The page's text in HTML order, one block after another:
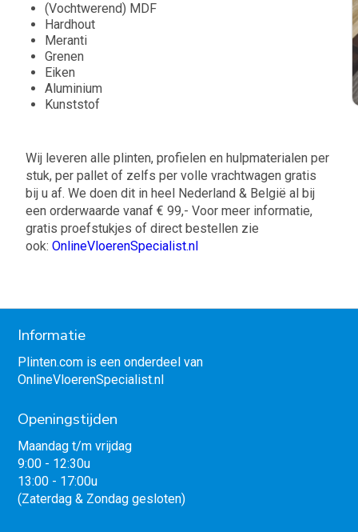
(Vochtwerend) MDF
Hardhout
Meranti
Grenen
Eiken
Aluminium
Kunststof
Wij leveren alle plinten, profielen en hulpmaterialen per
stuk, per pallet of zelfs per volle vrachtwagen gratis
bij u af. We doen dit in heel Nederland & België al bij
een orderwaarde vanaf € 99,- Voor meer informatie,
gratis proefstukjes of direct bestellen zie
ook:OnlineVloerenSpecialist.nl
Informatie
Plinten.com is een onderdeel van
OnlineVloerenSpecialist.nl
Openingstijden
Maandag t/m vrijdag
9:00 - 12:30u
13:00 - 17:00u
(Zaterdag & Zondag gesloten)